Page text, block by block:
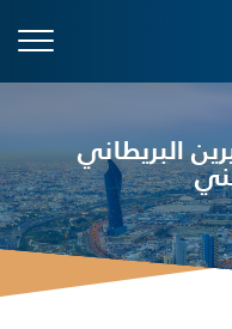
البريطاني